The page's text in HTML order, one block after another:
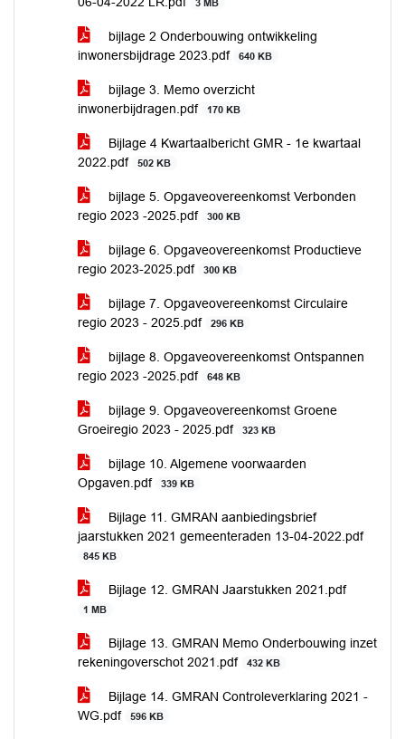
3 MB
bijlage 2 Onderbouwing ontwikkeling
inwonersbijdrage 2023.pdf
640 KB
bijlage 3. Memo overzicht
inwonerbijdragen.pdf
170 KB
Bijlage 4 Kwartaalbericht GMR - 1e kwartaal
2022.pdf
502 KB
bijlage 5. Opgaveovereenkomst Verbonden
regio 2023 -2025.pdf
300 KB
bijlage 6. Opgaveovereenkomst Productieve
regio 2023-2025.pdf
300 KB
bijlage 7. Opgaveovereenkomst Circulaire
regio 2023 - 2025.pdf
296 KB
bijlage 8. Opgaveovereenkomst Ontspannen
regio 2023 -2025.pdf
648 KB
bijlage 9. Opgaveovereenkomst Groene
Groeiregio 2023 - 2025.pdf
323 KB
bijlage 10. Algemene voorwaarden
Opgaven.pdf
339 KB
Bijlage 11. GMRAN aanbiedingsbrief
jaarstukken 2021 gemeenteraden 13-04-2022.pdf
845 KB
Bijlage 12. GMRAN Jaarstukken 2021.pdf
1 MB
Bijlage 13. GMRAN Memo Onderbouwing inzet
rekeningoverschot 2021.pdf
432 KB
Bijlage 14. GMRAN Controleverklaring 2021 -
WG.pdf
596 KB